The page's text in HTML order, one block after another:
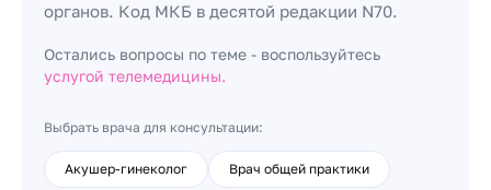
органов. Код МКБ в десятой редакции N70.
Остались вопросы по теме - воспользуйтесь
услугой телемедицины.
Выбрать врача для консультации:
Акушер-гинеколог Врач общей практики